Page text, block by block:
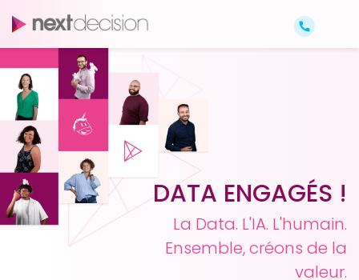
DATA ENGAGÉS !
La Data. L'IA. L'humain.
Ensemble, créons de la
valeur.